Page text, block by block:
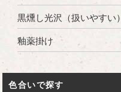
黒燻し光沢（扱いやすい）
釉薬掛け
色合いで探す